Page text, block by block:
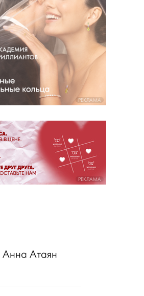
РЕКЛАМА
РЕКЛАМА
Анна Атаян